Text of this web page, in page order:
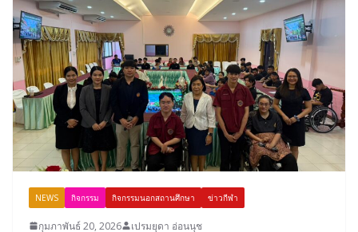
NEWS กิจกรรม กิจกรรมนอกสถานศึกษา ข่าวกีฬา
กุมภาพันธ์ 20, 2026 เปรมยุดา อ่อนนุช